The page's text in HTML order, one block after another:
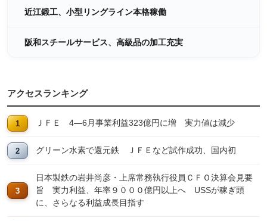
近江鍛工、小型リングライン本格稼働
阪和スチールサービス、高級品の加工充実
アクセスランキング
ＪＦＥ 4―6月事業利益323億円に増 実力値は減少
グリーン水素で還元鉄 ＪＦＥなど試作成功、国内初
日本製鉄の岩井尚彦・上席常務執行役員ＣＦＯ決算会見要
旨 実力利益、年率９０００億円以上へ USSが稼ぎ頭
に、さらなる利益成長目指す